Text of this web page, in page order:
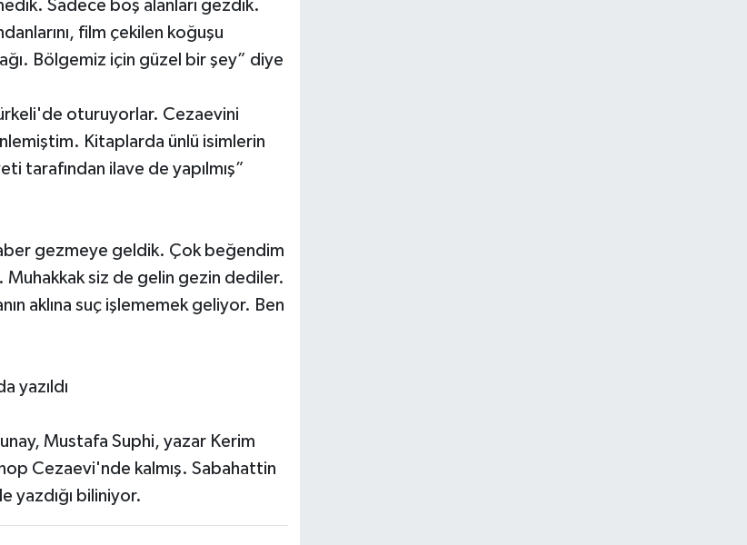
Sadece boş alanları gezdik.
film çekilen koğuşu
Bölgemiz için güzel bir şey” diye
oturuyorlar. Cezaevini
Kitaplarda ünlü isimlerin
tarafından ilave de yapılmış”
gezmeye geldik. Çok beğendim
Muhakkak siz de gelin gezin dediler.
aklına suç işlememek geliyor. Ben
yazıldı
Mustafa Suphi, yazar Kerim
Cezaevi'nde kalmış. Sabahattin
yazdığı biliniyor.